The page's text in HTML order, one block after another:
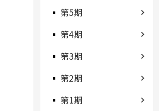
第5期
第4期
第3期
第2期
第1期